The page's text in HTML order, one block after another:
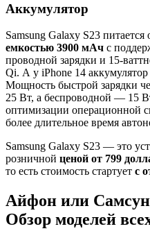
Аккумулятор
Samsung Galaxy S23 питается
емкостью 3900 мАч с
проводной зарядки и 15-
Qi. А у iPhone 14 аккумулятор
Мощность быстрой зарядки
25 Вт, а беспроводной — 15
оптимизации операционной
более длительное время
Samsung Galaxy S23 — это
розничной ценой от 799
то есть стоимость стартует с
Айфон или
Обзор моделей